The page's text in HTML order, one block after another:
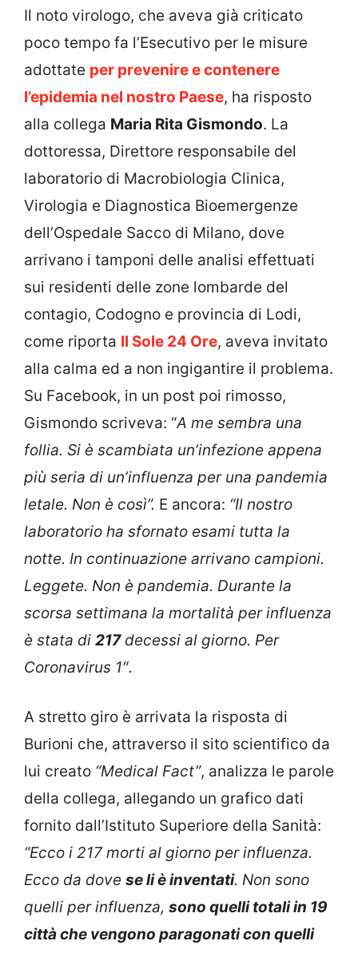
Il noto virologo, che aveva già criticato
poco tempo fa l’Esecutivo per le misure
adottate per prevenire e contenere
l’epidemia nel nostro Paese, ha risposto
alla collega Maria Rita Gismondo. La
dottoressa, Direttore responsabile del
laboratorio di Macrobiologia Clinica,
Virologia e Diagnostica Bioemergenze
dell’Ospedale Sacco di Milano, dove
arrivano i tamponi delle analisi effettuati
sui residenti delle zone lombarde del
contagio, Codogno e provincia di Lodi,
come riporta Il Sole 24 Ore, aveva invitato
alla calma ed a non ingigantire il problema.
Su Facebook, in un post poi rimosso,
Gismondo scriveva: “A me sembra una
follia. Si è scambiata un’infezione appena
più seria di un’influenza per una pandemia
letale. Non è così”. E ancora: “Il nostro
laboratorio ha sfornato esami tutta la
notte. In continuazione arrivano campioni.
Leggete. Non è pandemia. Durante la
scorsa settimana la mortalità per influenza
è stata di 217decessi al giorno. Per
Coronavirus 1″.
A stretto giro è arrivata la risposta di
Burioni che, attraverso il sito scientifico da
lui creato “Medical Fact”, analizza le parole
della collega, allegando un grafico dati
fornito dall’Istituto Superiore della Sanità:
“Ecco i 217 morti al giorno per influenza.
Ecco da dove se li è inventati. Non sono
quelli per influenza, sono quelli totali in 19
città che vengono paragonati con quelli